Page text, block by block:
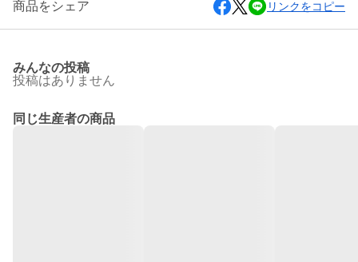
商品をシェア リンクをコピー
みんなの投稿
投稿はありません
同じ生産者の商品